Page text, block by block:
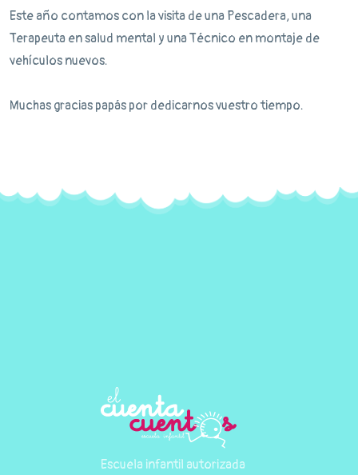
Este año contamos con la visita de una Pescadera, una
Terapeuta en salud mental y una Técnico en montaje de
vehículos nuevos.
Muchas gracias papás por dedicarnos vuestro tiempo.
Escuela infantil autorizada